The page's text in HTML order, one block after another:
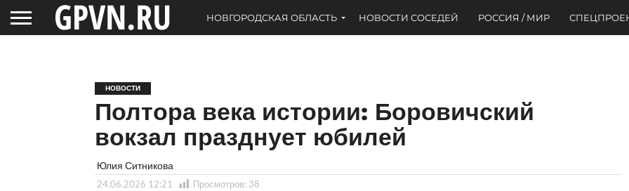
НОВГОРОДСКАЯ ОБЛАСТЬ НОВОСТИ СОСЕДЕЙ РОССИЯ / МИР
НОВОСТИ
Полтора века истории: Боровичский
вокзал празднует юбилей
Юлия Ситникова
24.06.2026 12:21 Просмотров: 38